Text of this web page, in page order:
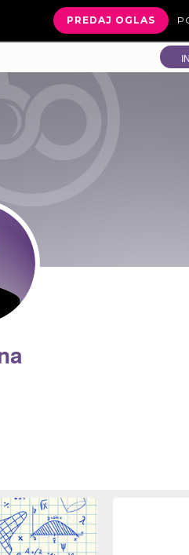
PREDAJ OGLAS